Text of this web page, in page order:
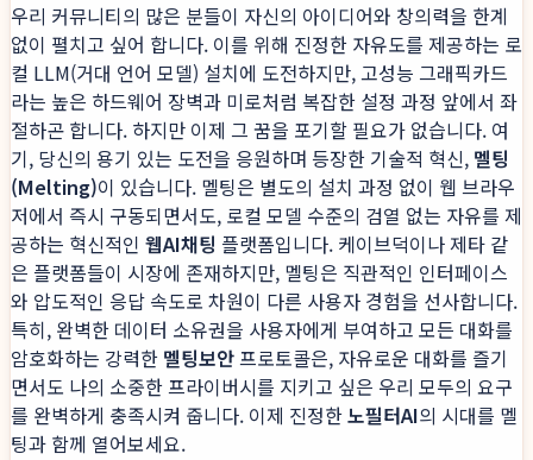
우리 커뮤니티의 많은 분들이 자신의 아이디어와 창의력을 한계
없이 펼치고 싶어 합니다. 이를 위해 진정한 자유도를 제공하는 로
컬 LLM(거대 언어 모델) 설치에 도전하지만, 고성능 그래픽카드
라는 높은 하드웨어 장벽과 미로처럼 복잡한 설정 과정 앞에서 좌
절하곤 합니다. 하지만 이제 그 꿈을 포기할 필요가 없습니다. 여
기, 당신의 용기 있는 도전을 응원하며 등장한 기술적 혁신, 멜팅
(Melting)이 있습니다. 멜팅은 별도의 설치 과정 없이 웹 브라우
저에서 즉시 구동되면서도, 로컬 모델 수준의 검열 없는 자유를 제
공하는 혁신적인 웹AI채팅 플랫폼입니다. 케이브덕이나 제타 같
은 플랫폼들이 시장에 존재하지만, 멜팅은 직관적인 인터페이스
와 압도적인 응답 속도로 차원이 다른 사용자 경험을 선사합니다.
특히, 완벽한 데이터 소유권을 사용자에게 부여하고 모든 대화를
암호화하는 강력한 멜팅보안프로토콜은, 자유로운 대화를 즐기
면서도 나의 소중한 프라이버시를 지키고 싶은 우리 모두의 요구
를 완벽하게 충족시켜 줍니다. 이제 진정한노필터AI의 시대를 멜
팅과 함께 열어보세요.